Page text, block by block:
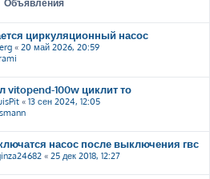
Объявления
циркуляционный насос
« 20 май 2026, 20:59
vitopend-100w циклит то
« 13 сен 2024, 12:05
насос после выключения гвс
« 25 дек 2018, 12:27